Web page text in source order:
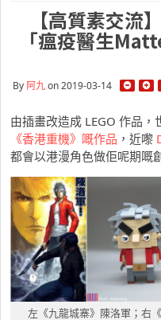
【高質素交流
「瘟疫醫生
By 阿九on 2019-03-14
由插畫改造成 LEGO 作品
《香港重機》嘅作品 ，近嚟
都會以港漫角色做佢呢期嘅
左《九龍城寨》陳洛軍；右